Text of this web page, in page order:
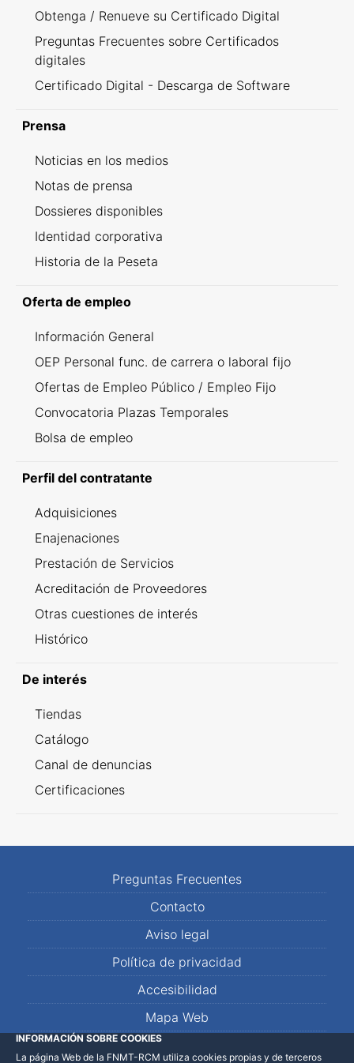
Obtenga / Renueve su Certificado Digital
Preguntas Frecuentes sobre Certificados
digitales
Certificado Digital - Descarga de Software
Prensa
Noticias en los medios
Notas de prensa
Dossieres disponibles
Identidad corporativa
Historia de la Peseta
Oferta de empleo
Información General
OEP Personal func. de carrera o laboral fijo
Ofertas de Empleo Público / Empleo Fijo
Convocatoria Plazas Temporales
Bolsa de empleo
Perfil del contratante
Adquisiciones
Enajenaciones
Prestación de Servicios
Acreditación de Proveedores
Otras cuestiones de interés
Histórico
De interés
Tiendas
Catálogo
Canal de denuncias
Certificaciones
Preguntas Frecuentes
Contacto
Aviso legal
Política de privacidad
Accesibilidad
Mapa Web
INFORMACIÓN SOBRE COOKIES
La página Web de la FNMT-RCM utiliza cookies propias y de terceros